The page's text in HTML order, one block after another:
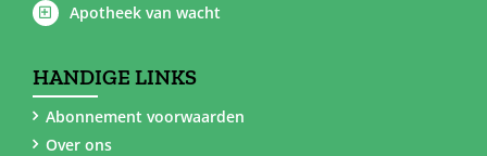
Apotheek van wacht
HANDIGE LINKS
Abonnement voorwaarden
Over ons